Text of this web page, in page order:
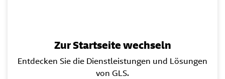
Zur Startseite wechseln
Entdecken Sie die Dienstleistungen und Lösungen
von GLS.